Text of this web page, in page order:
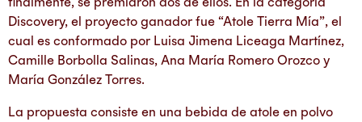
Discovery, el proyecto ganador fue “Atole Tierra Mía”, el
cual es conformado por Luisa Jimena Liceaga Martínez,
Camille Borbolla Salinas, Ana María Romero Orozco y
María González Torres.
La propuesta consiste en una bebida de atole en polvo